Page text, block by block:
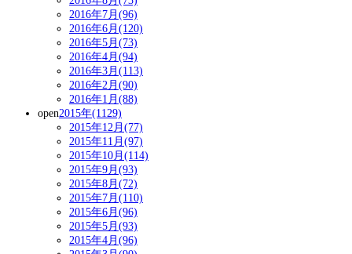
2016年7月(96)
2016年6月(120)
2016年5月(73)
2016年4月(94)
2016年3月(113)
2016年2月(90)
2016年1月(88)
open2015年(1129)
2015年12月(77)
2015年11月(97)
2015年10月(114)
2015年9月(93)
2015年8月(72)
2015年7月(110)
2015年6月(96)
2015年5月(93)
2015年4月(96)